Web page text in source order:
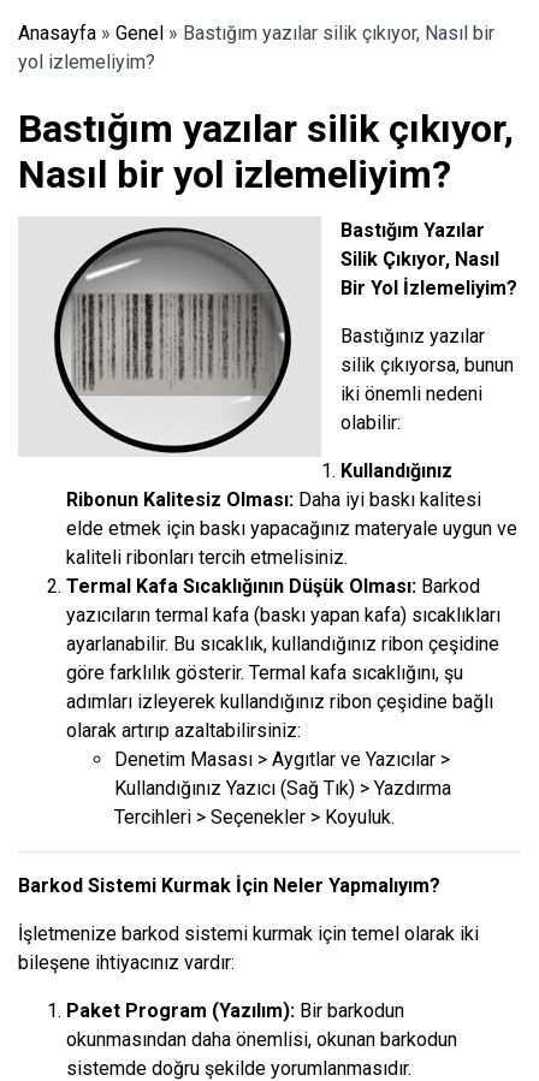
Anasayfa » Genel » Bastığım yazılar silik çıkıyor, Nasıl bir
yol izlemeliyim?
Bastığım yazılar silik çıkıyor,
Nasıl bir yol izlemeliyim?
Bastığım Yazılar
Silik Çıkıyor, Nasıl
Bir Yol İzlemeliyim?
Bastığınız yazılar
silik çıkıyorsa, bunun
iki önemli nedeni
olabilir:
Kullandığınız
Ribonun Kalitesiz Olması: Daha iyi baskı kalitesi
elde etmek için baskı yapacağınız materyale uygun ve
kaliteli ribonları tercih etmelisiniz.
Termal Kafa Sıcaklığının Düşük Olması: Barkod
yazıcıların termal kafa (baskı yapan kafa) sıcaklıkları
ayarlanabilir. Bu sıcaklık, kullandığınız ribon çeşidine
göre farklılık gösterir. Termal kafa sıcaklığını, şu
adımları izleyerek kullandığınız ribon çeşidine bağlı
olarak artırıp azaltabilirsiniz:
Denetim Masası > Aygıtlar ve Yazıcılar >
Kullandığınız Yazıcı (Sağ Tık) > Yazdırma
Tercihleri > Seçenekler > Koyuluk.
Barkod Sistemi Kurmak İçin Neler Yapmalıyım?
İşletmenize barkod sistemi kurmak için temel olarak iki
bileşene ihtiyacınız vardır:
Paket Program (Yazılım): Bir barkodun
okunmasından daha önemlisi, okunan barkodun
sistemde doğru şekilde yorumlanmasıdır.